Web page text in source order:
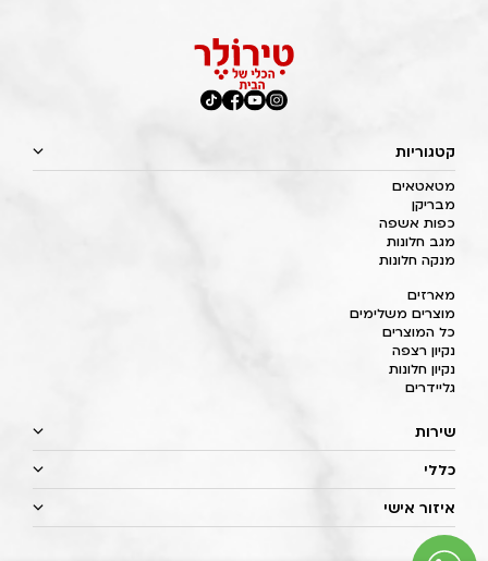
קטגוריות
מטאטאים
מבריקן
כפות אשפה
מגב חלונות
מנקה חלונות
מארזים
מוצרים משלימים
כל המוצרים
נקיון רצפה
נקיון חלונות
גליידרים
שירות
כללי
איזור אישי